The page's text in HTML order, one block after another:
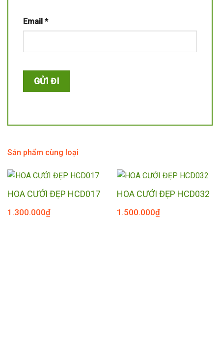
Email *
Sản phẩm cùng loại
HOA CƯỚI ĐẸP HCD017
1.300.000₫
HOA CƯỚI ĐẸP HCD032
1.500.000₫